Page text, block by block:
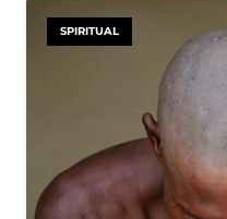
SPIRITUAL